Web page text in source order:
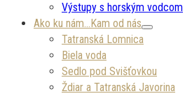
Výstupy s horským vodcom
Ako ku nám…Kam od nás
Tatranská Lomnica
Biela voda
Sedlo pod Svišťovkou
Ždiar a Tatranská Javorina